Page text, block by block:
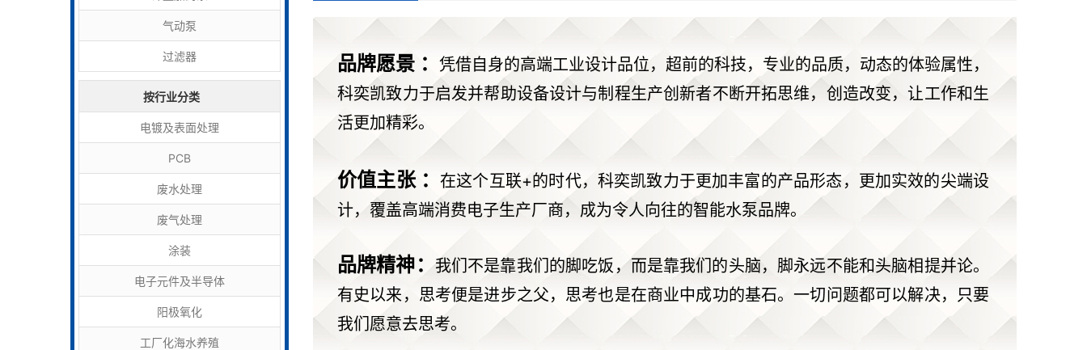
气动泵
过滤器
按行业分类
电镀及表面处理
PCB
废水处理
废气处理
涂装
电子元件及半导体
阳极氧化
工厂化海水养殖
品牌愿景 ：
凭借自身的高端工业设计品位，超前的科技，专业的品质，动态的体验属性，
科奕凯致力于启发并帮助设备设计与制程生产创新者不断开拓思维，创造改变，让工作和生
活更加精彩。
价值主张 ：
在这个互联+的时代，科奕凯致力于更加丰富的产品形态，更加实效的尖端设
计，覆盖高端消费电子生产厂商，成为令人向往的智能水泵品牌。
品牌精神：
我们不是靠我们的脚吃饭，而是靠我们的头脑，脚永远不能和头脑相提并论。
有史以来，思考便是进步之父，思考也是在商业中成功的基石。一切问题都可以解决，只要
我们愿意去思考。